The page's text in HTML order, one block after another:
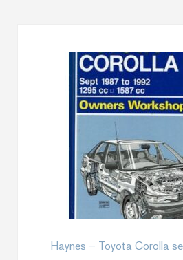
Haynes – Toyota Corolla